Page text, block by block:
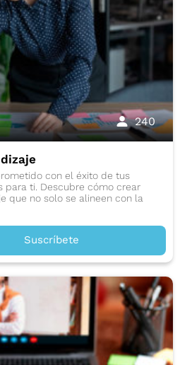
240
con el éxito de tus
para ti. Descubre cómo crear
que no solo se alineen con la
Suscríbete